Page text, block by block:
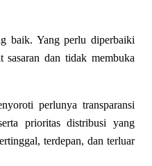
baik. Yang perlu diperbaiki
sasaran dan tidak membuka
perlunya transparansi
prioritas distribusi yang
terdepan, dan terluar